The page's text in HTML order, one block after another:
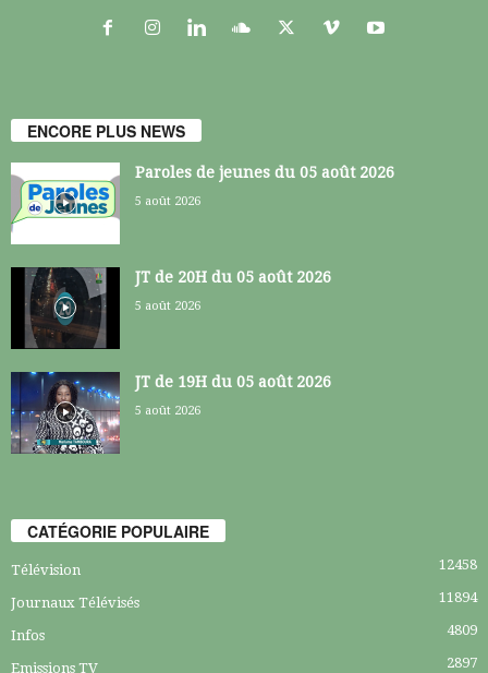
ENCORE PLUS NEWS
Paroles de jeunes du 05 août 2026
5 août 2026
JT de 20H du 05 août 2026
5 août 2026
JT de 19H du 05 août 2026
5 août 2026
CATÉGORIE POPULAIRE
Télévision 12458
Journaux Télévisés 11894
Infos 4809
Emissions TV 2897